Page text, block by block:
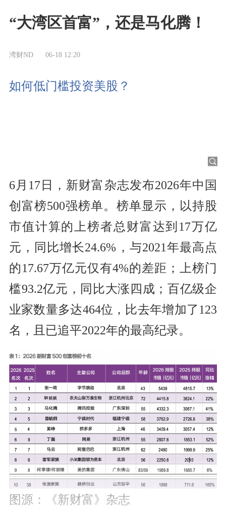
“大湾区首富”，还是马化腾！
湾财ND 06-18 12:20
如何低门槛投资美股？
6月17日，新财富杂志发布2026年中国
创富榜500强榜单。榜单显示，以持股
市值计算的上榜者总财富达到17万亿
元，同比增长24.6%，与2021年最高点
的17.67万亿元仅有4%的差距；上榜门
槛93.2亿元，同比大涨四成；百亿级企
业家数量多达464位，比去年增加了123
名，且已追平2022年的最高纪录。
图源：《新财富》杂志